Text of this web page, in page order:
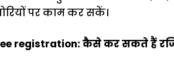
पर काम कर सकें।
registration: कैसे कर सकते हैं